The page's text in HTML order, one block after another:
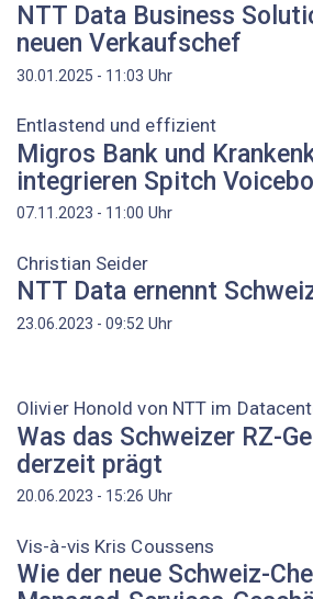
NTT Data Business
neuen Verkaufschef
30.01.2025 - 11:03 Uhr
Entlastend und effizient
Migros Bank und
integrieren Spitch
07.11.2023 - 11:00 Uhr
Christian Seider
NTT Data ernennt
23.06.2023 - 09:52 Uhr
Olivier ­Honold von NTT im
Was das Schweizer RZ-
derzeit prägt
20.06.2023 - 15:26 Uhr
Vis-à-vis Kris Coussens
Wie der neue Schweiz-